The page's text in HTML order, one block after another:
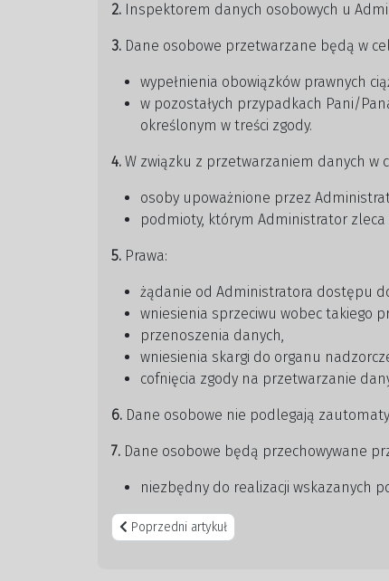
2. Inspektorem danych osobowych u
3. Dane osobowe przetwarzane będą w
wypełnienia obowiązków prawnych
w pozostałych przypadkach Pani/
określonym w treści zgody.
4. W związku z przetwarzaniem danych w
osoby upoważnione przez
podmioty, którym Administrator
5. Prawa:
żądanie od Administratora dostępu
wniesienia sprzeciwu wobec takiego
przenoszenia danych,
wniesienia skargi do organu
cofnięcia zgody na przetwarzanie
6. Dane osobowe nie podlegają
7. Dane osobowe będą przechowywane
niezbędny do realizacji wskazanych
Poprzedni artykuł: Procedury zachowania
Poprzedni artykuł